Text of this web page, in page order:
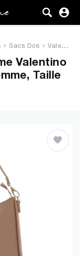
Sacs Dos Valentino 8gl-Never, Sac à Ma...
Valentino
Taille